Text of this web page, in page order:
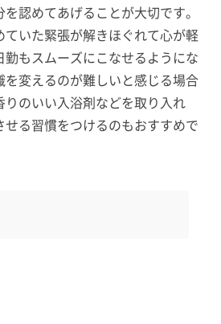
認めてあげることが大切です。
いた緊張が解きほぐれて心が軽
勤もスムーズにこなせるようにな
を変えるのが難しいと感じる場合
のいい入浴剤などを取り入れ
る習慣をつけるのもおすすめで